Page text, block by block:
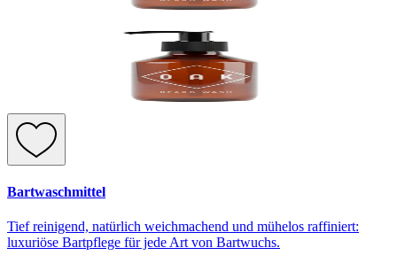
Bartwaschmittel
Tief reinigend, natürlich weichmachend und mühelos raffiniert:
luxuriöse Bartpflege für jede Art von Bartwuchs.